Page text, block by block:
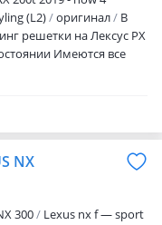
автомобиля.
фура/поезд/InDrive
мкр. Баянауыл 36 и
18 бутик Возможна
и Россию
по запросу.
(L2)
оригинал
В
решетки на Лексус РХ
Имеются все
модель (Оригинал,
поезд, фура,
Можем привезти
NX
300
Lexus nx f — sport